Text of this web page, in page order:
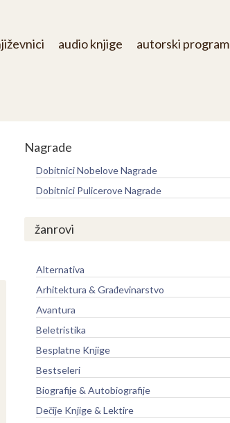
audio knjige autorski program
Nagrade
Dobitnici Nobelove Nagrade
Dobitnici Pulicerove Nagrade
žanrovi
Alternativa
Arhitektura & Građevinarstvo
Avantura
Beletristika
Besplatne Knjige
Bestseleri
Biografije & Autobiografije
Dečije Knjige & Lektire